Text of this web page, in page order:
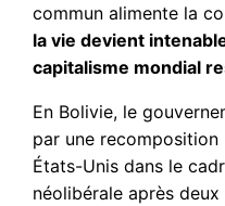
commun alimente la
la vie devient
capitalisme mondial
En Bolivie, le
par une
États-Unis dans le
néolibérale après